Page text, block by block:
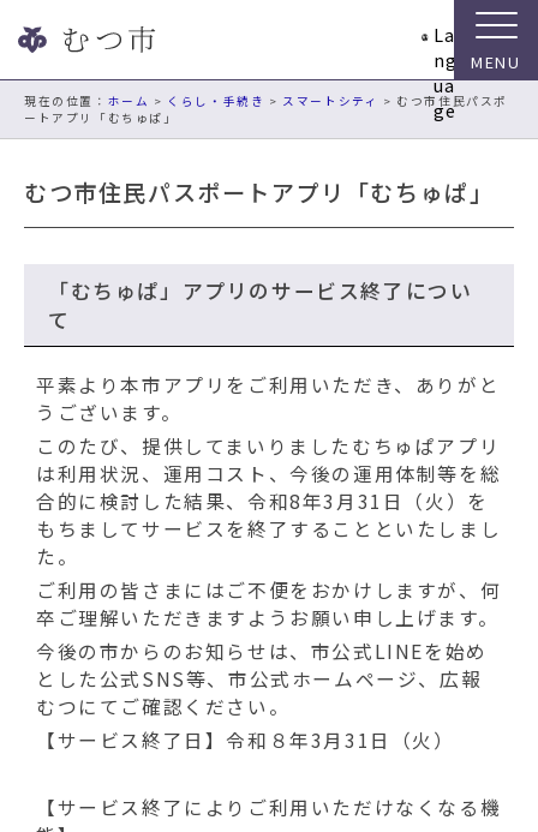
ビ
La
ng
ua
ge
現在の位置： ホーム > くらし・手続き > スマートシティ
> むつ市住民パスポ
ートアプリ「むちゅぱ」
むつ市住民パスポートアプリ「むちゅぱ」
「むちゅぱ」アプリのサービス終了につい
て
平素より本市アプリをご利用いただき、ありがと
うございます。
このたび、提供してまいりましたむちゅぱアプリ
は利用状況、運用コスト、今後の運用体制等を総
合的に検討した結果、令和8年3月31日（火）を
もちましてサービスを終了することといたしまし
た。
ご利用の皆さまにはご不便をおかけしますが、何
卒ご理解いただきますようお願い申し上げます。
今後の市からのお知らせは、市公式LINEを始め
とした公式SNS等、市公式ホームページ、広報
むつにてご確認ください。
【サービス終了日】令和８年3月31日（火）
【サービス終了によりご利用いただけなくなる機